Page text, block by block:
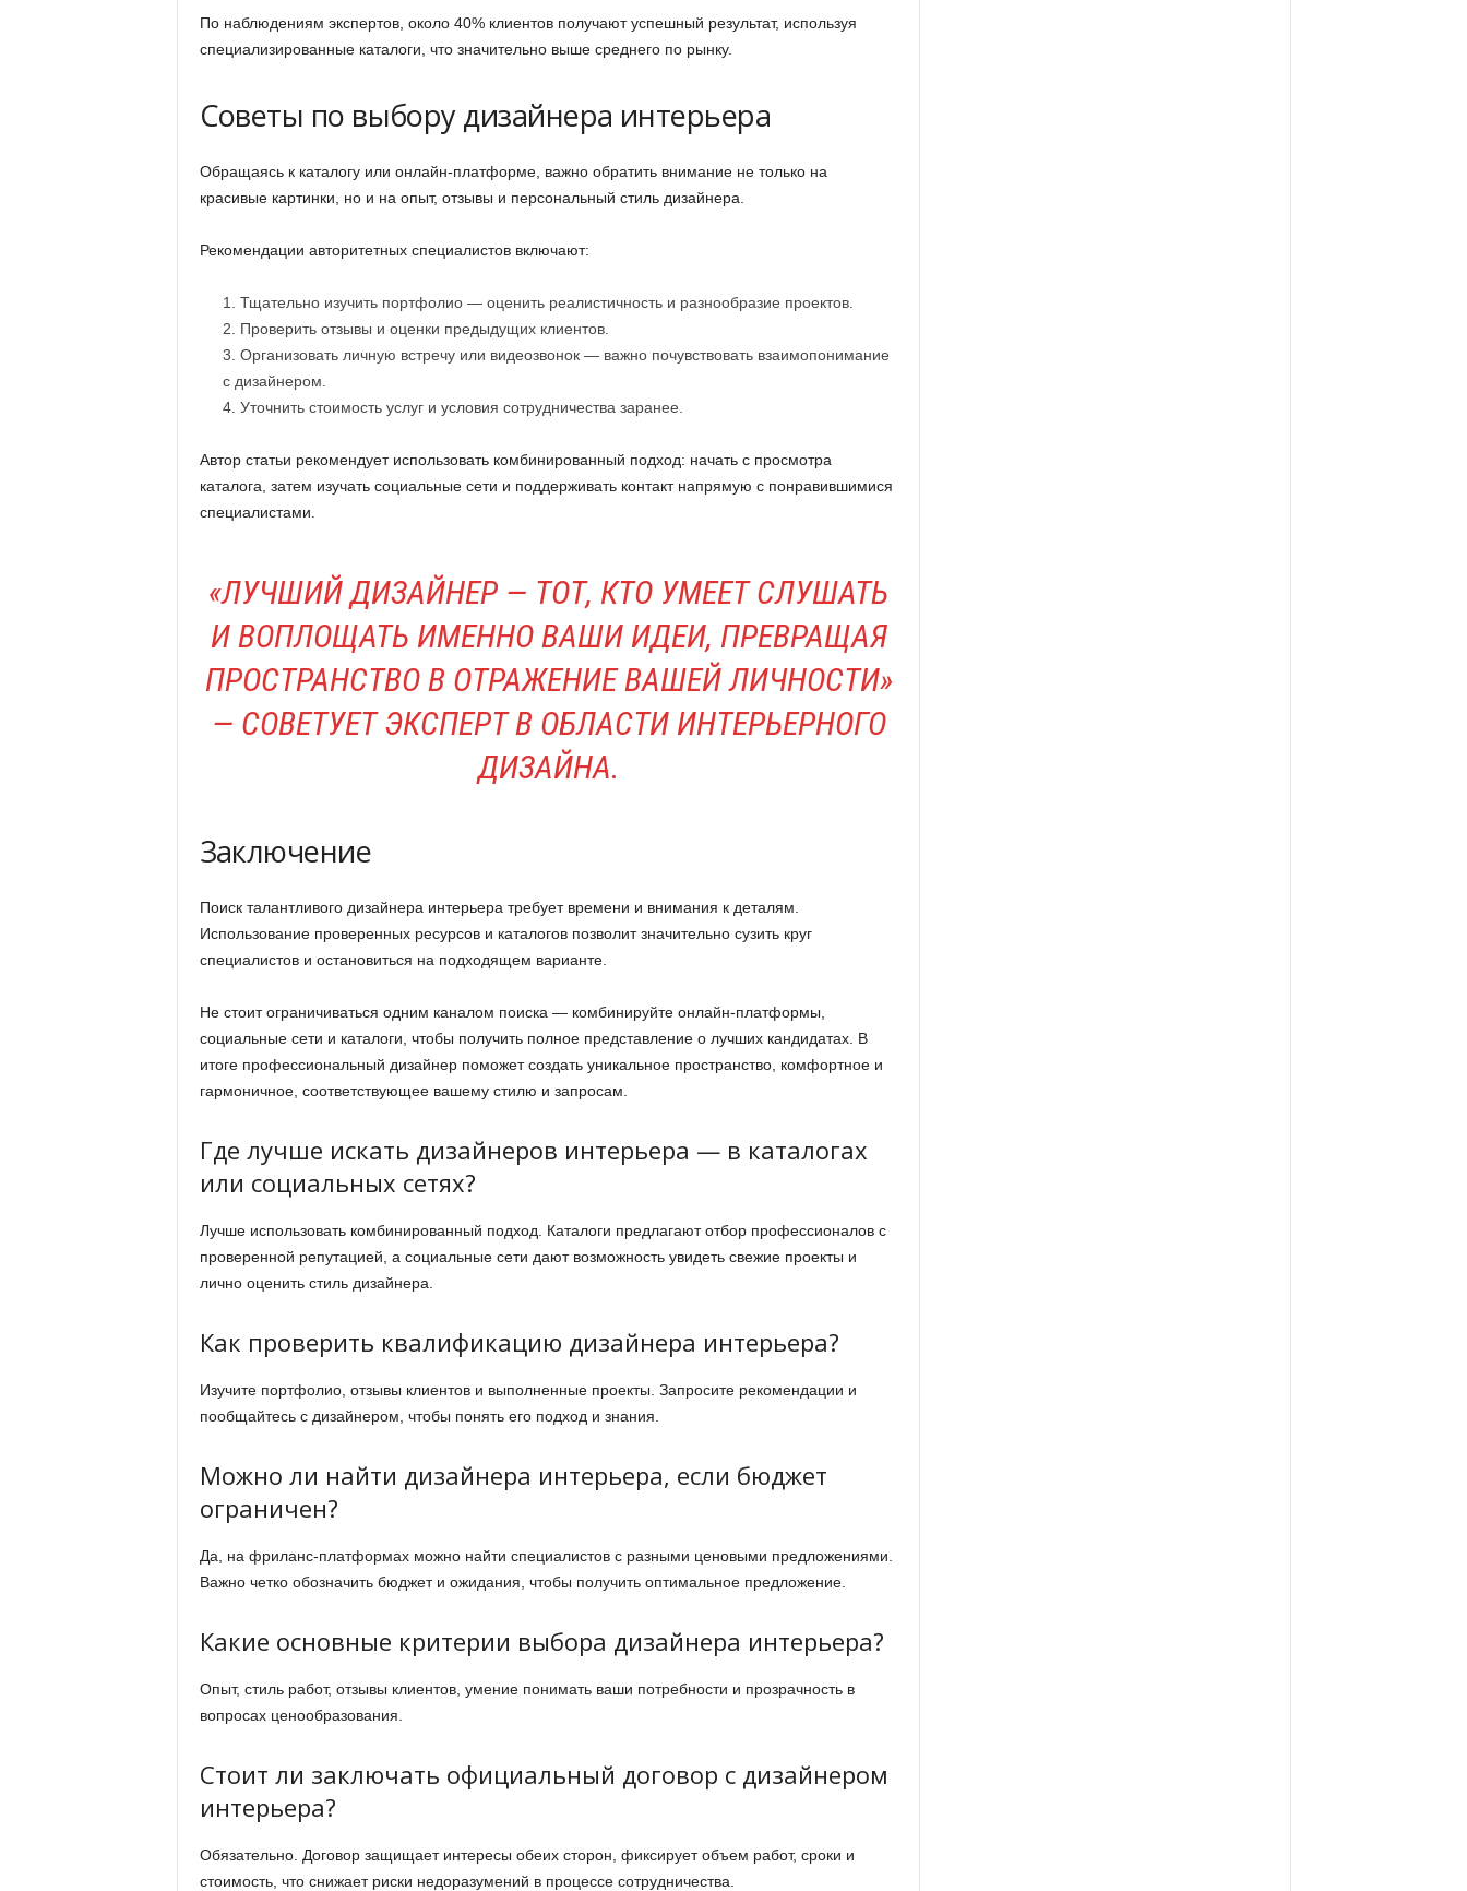
По наблюдениям экспертов, около 40% клиентов получают успешный результат, используя
специализированные каталоги, что значительно выше среднего по рынку.
Советы по выбору дизайнера интерьера
Обращаясь к каталогу или онлайн-платформе, важно обратить внимание не только на
красивые картинки, но и на опыт, отзывы и персональный стиль дизайнера.
Рекомендации авторитетных специалистов включают:
Тщательно изучить портфолио — оценить реалистичность и разнообразие проектов.
Проверить отзывы и оценки предыдущих клиентов.
Организовать личную встречу или видеозвонок — важно почувствовать взаимопонимание
с дизайнером.
Уточнить стоимость услуг и условия сотрудничества заранее.
Автор статьи рекомендует использовать комбинированный подход: начать с просмотра
каталога, затем изучать социальные сети и поддерживать контакт напрямую с понравившимися
специалистами.
«ЛУЧШИЙ ДИЗАЙНЕР — ТОТ, КТО УМЕЕТ СЛУШАТЬ
И ВОПЛОЩАТЬ ИМЕННО ВАШИ ИДЕИ, ПРЕВРАЩАЯ
ПРОСТРАНСТВО В ОТРАЖЕНИЕ ВАШЕЙ ЛИЧНОСТИ»
— СОВЕТУЕТ ЭКСПЕРТ В ОБЛАСТИ ИНТЕРЬЕРНОГО
ДИЗАЙНА.
Заключение
Поиск талантливого дизайнера интерьера требует времени и внимания к деталям.
Использование проверенных ресурсов и каталогов позволит значительно сузить круг
специалистов и остановиться на подходящем варианте.
Не стоит ограничиваться одним каналом поиска — комбинируйте онлайн-платформы,
социальные сети и каталоги, чтобы получить полное представление о лучших кандидатах. В
итоге профессиональный дизайнер поможет создать уникальное пространство, комфортное и
гармоничное, соответствующее вашему стилю и запросам.
Где лучше искать дизайнеров интерьера — в каталогах
или социальных сетях?
Лучше использовать комбинированный подход. Каталоги предлагают отбор профессионалов с
проверенной репутацией, а социальные сети дают возможность увидеть свежие проекты и
лично оценить стиль дизайнера.
Как проверить квалификацию дизайнера интерьера?
Изучите портфолио, отзывы клиентов и выполненные проекты. Запросите рекомендации и
пообщайтесь с дизайнером, чтобы понять его подход и знания.
Можно ли найти дизайнера интерьера, если бюджет
ограничен?
Да, на фриланс-платформах можно найти специалистов с разными ценовыми предложениями.
Важно четко обозначить бюджет и ожидания, чтобы получить оптимальное предложение.
Какие основные критерии выбора дизайнера интерьера?
Опыт, стиль работ, отзывы клиентов, умение понимать ваши потребности и прозрачность в
вопросах ценообразования.
Стоит ли заключать официальный договор с дизайнером
интерьера?
Обязательно. Договор защищает интересы обеих сторон, фиксирует объем работ, сроки и
стоимость, что снижает риски недоразумений в процессе сотрудничества.